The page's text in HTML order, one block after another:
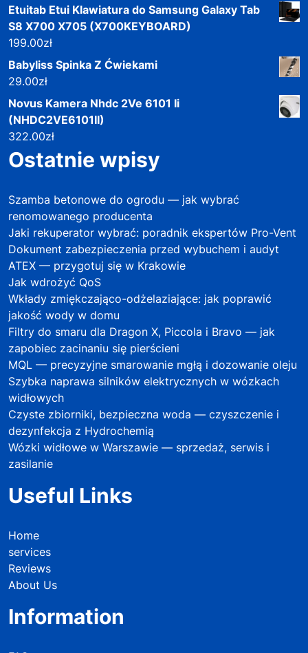
Etuitab Etui Klawiatura do Samsung Galaxy Tab
S8 X700 X705 (X700KEYBOARD)
199.00zł
Babyliss Spinka Z Ćwiekami
29.00zł
Novus Kamera Nhdc 2Ve 6101 Ii
(NHDC2VE6101II)
322.00zł
Ostatnie wpisy
Szamba betonowe do ogrodu — jak wybrać
renomowanego producenta
Jaki rekuperator wybrać: poradnik ekspertów Pro-Vent
Dokument zabezpieczenia przed wybuchem i audyt
ATEX — przygotuj się w Krakowie
Jak wdrożyć QoS
Wkłady zmiękczająco-odżelaziające: jak poprawić
jakość wody w domu
Filtry do smaru dla Dragon X, Piccola i Bravo — jak
zapobiec zacinaniu się pierścieni
MQL — precyzyjne smarowanie mgłą i dozowanie oleju
Szybka naprawa silników elektrycznych w wózkach
widłowych
Czyste zbiorniki, bezpieczna woda — czyszczenie i
dezynfekcja z Hydrochemią
Wózki widłowe w Warszawie — sprzedaż, serwis i
zasilanie
Useful Links
Home
services
Reviews
About Us
Information